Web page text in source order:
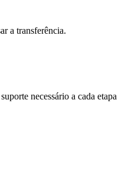
a transferência.
necessário a cada etapa